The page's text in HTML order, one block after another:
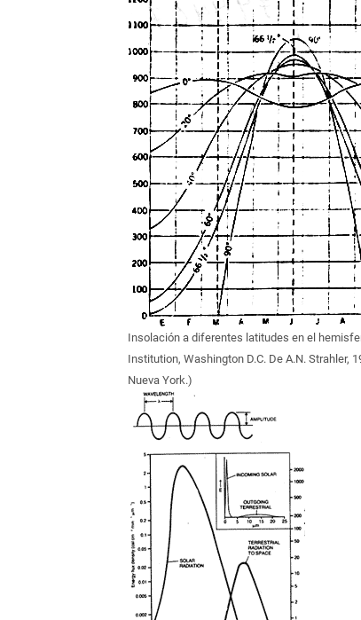
Insolación a diferentes latitudes en el
Institution, Washington D.C. De A.N. Strahler,
Nueva York.)